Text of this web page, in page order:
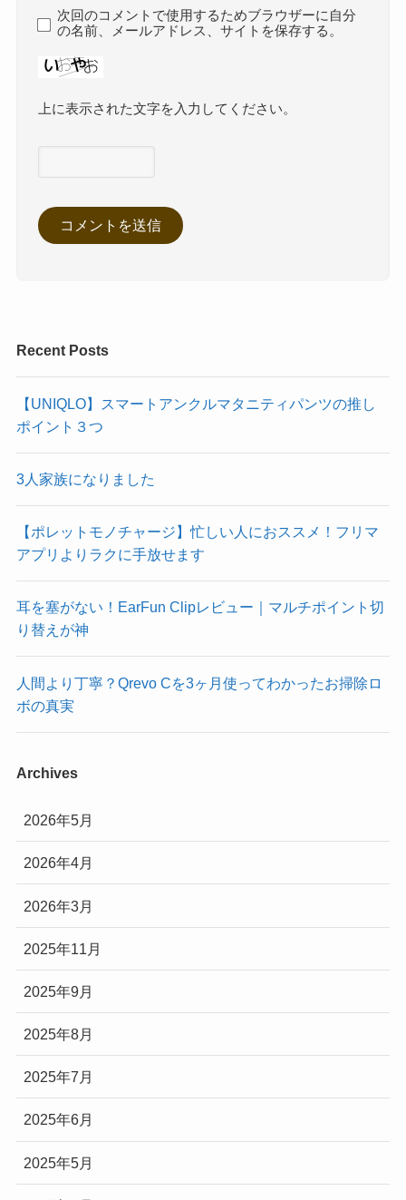
次回のコメントで使用するためブラウザーに自分
の名前、メールアドレス、サイトを保存する。
上に表示された文字を入力してください。
Recent Posts
【UNIQLO】スマートアンクルマタニティパンツの推し
ポイント３つ
3人家族になりました
【ポレットモノチャージ】忙しい人におススメ！フリマ
アプリよりラクに手放せます
耳を塞がない！EarFun Clipレビュー｜マルチポイント切
り替えが神
人間より丁寧？Qrevo Cを3ヶ月使ってわかったお掃除ロ
ボの真実
Archives
2026年5月
2026年4月
2026年3月
2025年11月
2025年9月
2025年8月
2025年7月
2025年6月
2025年5月